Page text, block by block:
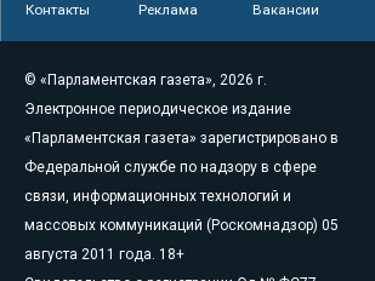
Контакты Реклама Вакансии
© «Парламентская газета», 2026 г.
Электронное периодическое издание
«Парламентская газета» зарегистрировано в
Федеральной службе по надзору в сфере
связи, информационных технологий и
массовых коммуникаций (Роскомнадзор) 05
августа 2011 года. 18+